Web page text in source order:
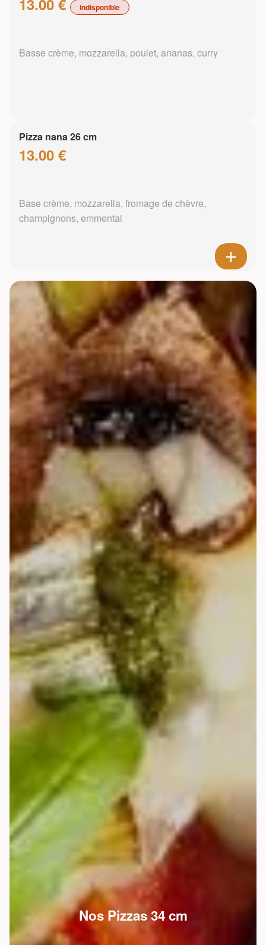
13.00 € indisponible
Basse crème, mozzarella, poulet, ananas, curry
Pizza nana 26 cm
13.00 €
Base crème, mozzarella, fromage de chèvre,
champignons, emmental
Nos Pizzas 34 cm